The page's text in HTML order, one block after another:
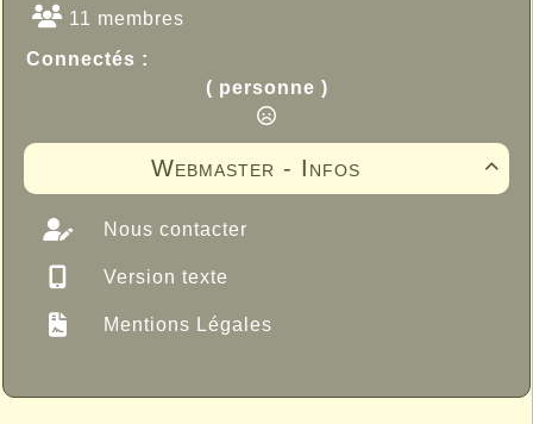
11 membres
Connectés :
( personne )

Webmaster - Infos
Nous contacter
Version texte
Mentions Légales